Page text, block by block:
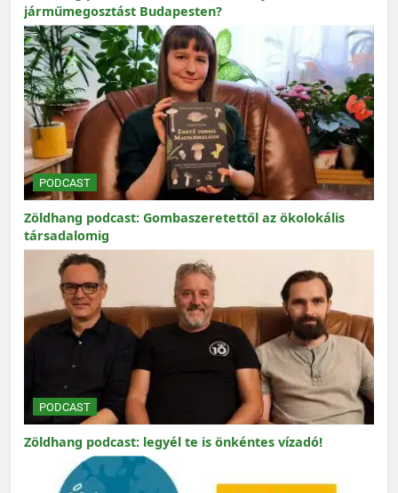
járműmegosztást Budapesten?
PODCAST
Zöldhang podcast: Gombaszeretettől az ökolokális
társadalomig
PODCAST
Zöldhang podcast: legyél te is önkéntes vízadó!